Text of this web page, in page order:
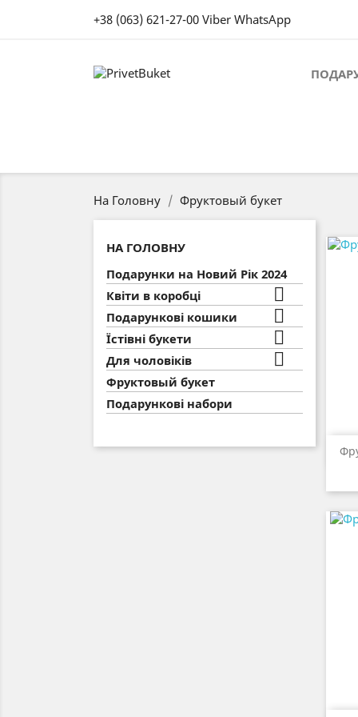
+38 (063) 621-27-00 Viber WhatsApp
На Головну Фруктовый букет
НА ГОЛОВНУ
Подарунки на Новий Рік 2024
Квіти в коробці

Подарункові кошики 
Їстівні букети 
Для чоловіків 
Фруктовый букет
Подарункові набори